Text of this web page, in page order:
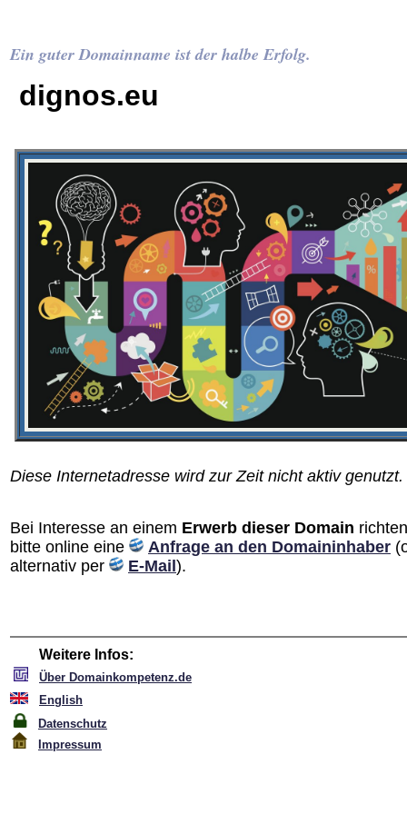
Ein guter Domainname ist der halbe Erfolg.
dignos.eu
Diese Internetadresse wird zur Zeit nicht aktiv genutzt.
Bei Interesse an einem Erwerb dieser Domain
bitte online eine
Anfrage an den Domain­inhaber
alternativ per
E-Mail ).
Weitere Infos:
Über Domainkompetenz.de
English
Datenschutz
Impressum